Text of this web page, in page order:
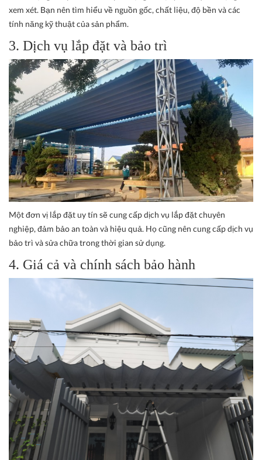
xem xét. Bạn nên tìm hiểu về nguồn gốc, chất liệu, độ bền và các
tính năng kỹ thuật của sản phẩm.
3. Dịch vụ lắp đặt và bảo trì
Một đơn vị lắp đặt uy tín sẽ cung cấp dịch vụ lắp đặt chuyên
nghiệp, đảm bảo an toàn và hiệu quả. Họ cũng nên cung cấp dịch vụ
bảo trì và sửa chữa trong thời gian sử dụng.
4. Giá cả và chính sách bảo hành